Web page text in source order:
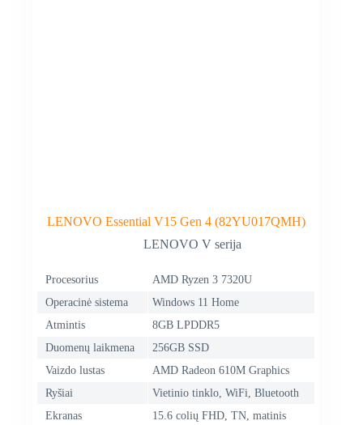
LENOVO Essential V15 Gen 4 (82YU017QMH)
LENOVO V serija
Procesorius
AMD Ryzen 3 7320U
Operacinė sistema
Windows 11 Home
Atmintis
8GB LPDDR5
Duomenų laikmena
256GB SSD
Vaizdo lustas
AMD Radeon 610M Graphics
Ryšiai
Vietinio tinklo, WiFi, Bluetooth
Ekranas
15.6 colių FHD, TN, matinis